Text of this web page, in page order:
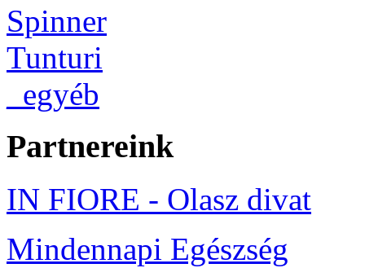
Spinner
Tunturi
_egyéb
Partnereink
IN FIORE - Olasz divat
Mindennapi Egészség